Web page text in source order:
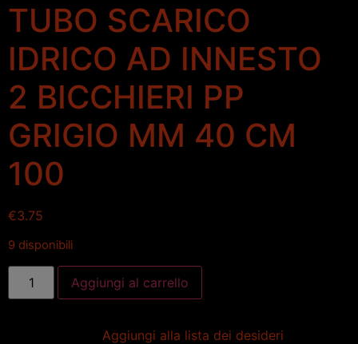
TUBO SCARICO
IDRICO AD INNESTO
2 BICCHIERI PP
GRIGIO MM 40 CM
100
€3.75
9 disponibili
Aggiungi al carrello
Aggiungi alla lista dei desideri